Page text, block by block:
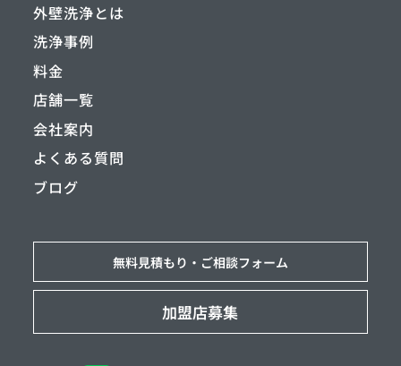
外壁洗浄とは
洗浄事例
料金
店舗一覧
会社案内
よくある質問
ブログ
無料見積もり・ ご相談フォーム
加盟店募集